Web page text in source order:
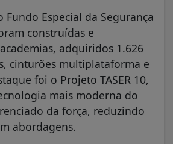
Fundo Especial da Segurança
construídas e
adquiridos 1.626
cinturões multiplataforma e
foi o Projeto TASER 10,
mais moderna do
da força, reduzindo
abordagens.